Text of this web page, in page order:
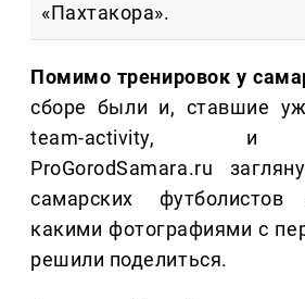
«Пахтакора».
Помимо тренировок у
сборе были и, ставшие
team-activity, и
ProGorodSamara.ru
самарских
какими фотографиями с
решили поделиться.